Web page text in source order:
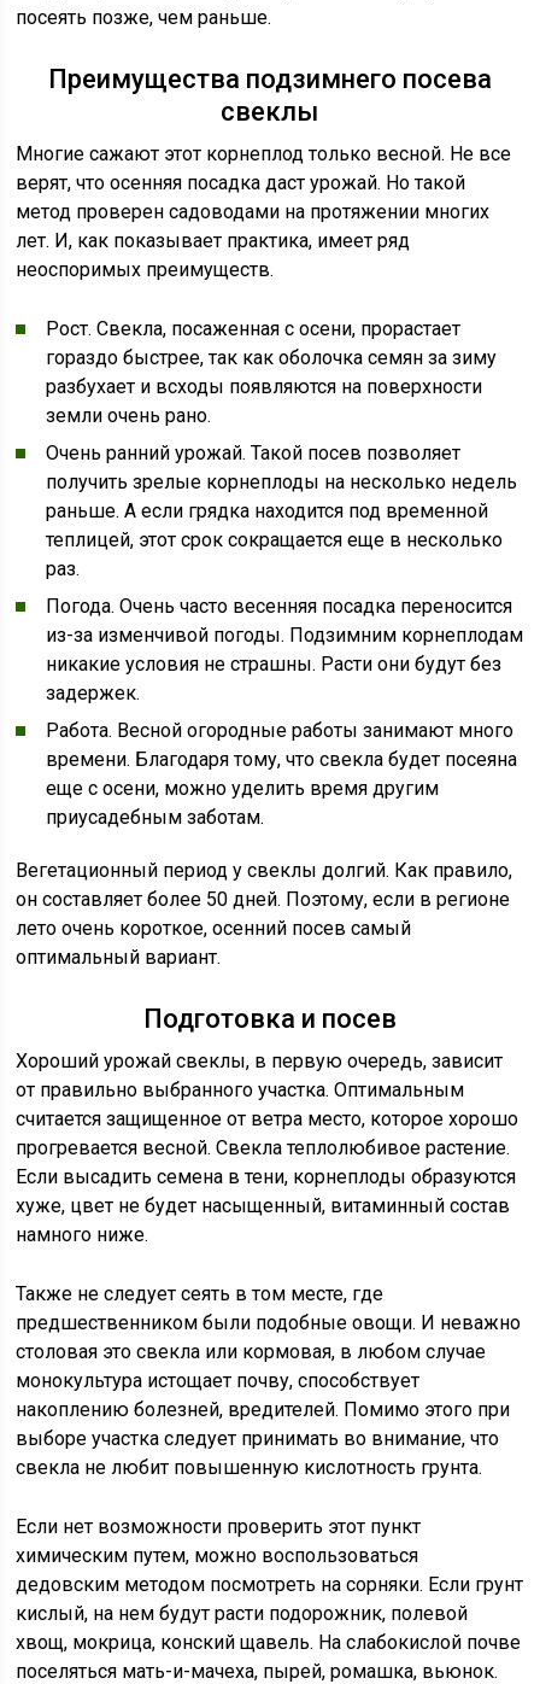
посеять позже, чем раньше.
Преимущества подзимнего посева
свеклы
Многие сажают этот корнеплод только весной. Не все
верят, что осенняя посадка даст урожай. Но такой
метод проверен садоводами на протяжении многих
лет. И, как показывает практика, имеет ряд
неоспоримых преимуществ.
Рост. Свекла, посаженная с осени, прорастает
гораздо быстрее, так как оболочка семян за зиму
разбухает и всходы появляются на поверхности
земли очень рано.
Очень ранний урожай. Такой посев позволяет
получить зрелые корнеплоды на несколько недель
раньше. А если грядка находится под временной
теплицей, этот срок сокращается еще в несколько
раз.
Погода. Очень часто весенняя посадка переносится
из-за изменчивой погоды. Подзимним корнеплодам
никакие условия не страшны. Расти они будут без
задержек.
Работа. Весной огородные работы занимают много
времени. Благодаря тому, что свекла будет посеяна
еще с осени, можно уделить время другим
приусадебным заботам.
Вегетационный период у свеклы долгий. Как правило,
он составляет более 50 дней. Поэтому, если в регионе
лето очень короткое, осенний посев самый
оптимальный вариант.
Подготовка и посев
Хороший урожай свеклы, в первую очередь, зависит
от правильно выбранного участка. Оптимальным
считается защищенное от ветра место, которое хорошо
прогревается весной. Свекла теплолюбивое растение.
Если высадить семена в тени, корнеплоды образуются
хуже, цвет не будет насыщенный, витаминный состав
намного ниже.
Также не следует сеять в том месте, где
предшественником были подобные овощи. И неважно
столовая это свекла или кормовая, в любом случае
монокультура истощает почву, способствует
накоплению болезней, вредителей. Помимо этого при
выборе участка следует принимать во внимание, что
свекла не любит повышенную кислотность грунта.
Если нет возможности проверить этот пункт
химическим путем, можно воспользоваться
дедовским методом посмотреть на сорняки. Если грунт
кислый, на нем будут расти подорожник, полевой
хвощ, мокрица, конский щавель. На слабокислой почве
поселяться мать-и-мачеха, пырей, ромашка, вьюнок.